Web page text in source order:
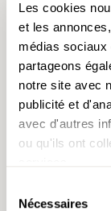
Les cookies
et les
médias sociaux
partageons
notre site avec
publicité et
avec d'autres
ou qu'ils ont
Nécessaires
petit lac de
marmottes
le mur de
faire une
pas encore
lendemain
ÇA